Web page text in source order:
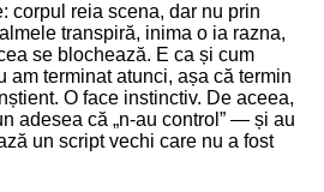
corpul reia scena, dar nu prin
transpiră, inima o ia razna,
se blochează. E ca și cum
am terminat atunci, așa că termin
O face instinctiv. De aceea,
adesea că „n-au control” — și au
un script vechi care nu a fost